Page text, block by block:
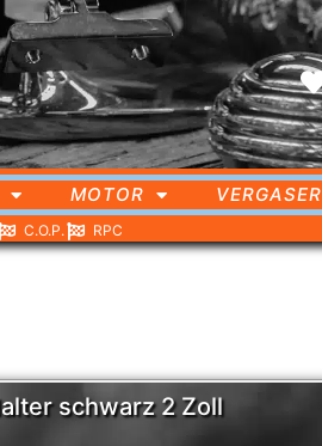
MOTOR VERGASER
C.O.P. RPC
schwarz 2 Zoll